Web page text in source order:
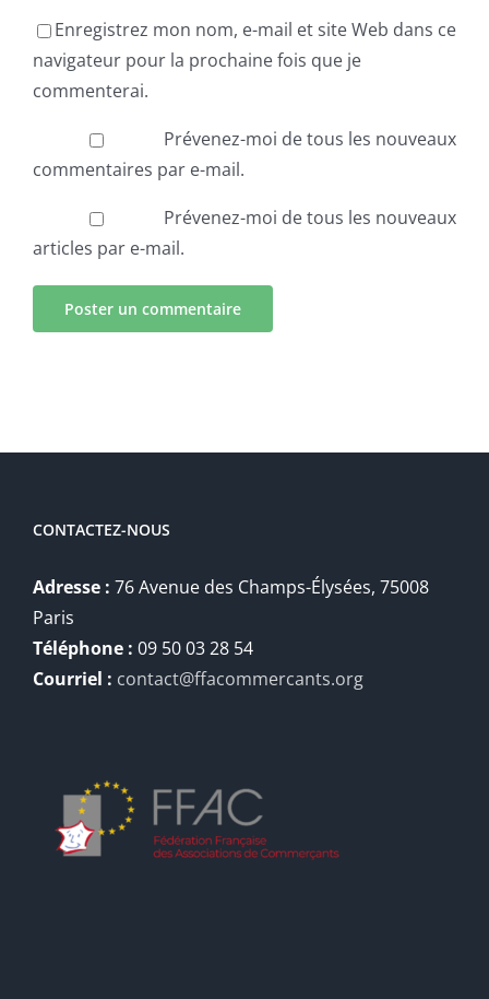
Enregistrez mon nom, e-mail et site Web dans ce
navigateur pour la prochaine fois que je
commenterai.
Prévenez-moi de tous les nouveaux
commentaires par e-mail.
Prévenez-moi de tous les nouveaux
articles par e-mail.
CONTACTEZ-NOUS
Adresse : 76 Avenue des Champs-Élysées, 75008
Paris
Téléphone : 09 50 03 28 54
Courriel : contact@ffacommercants.org